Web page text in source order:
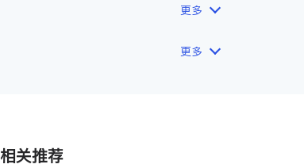
更多
更多
相关推荐